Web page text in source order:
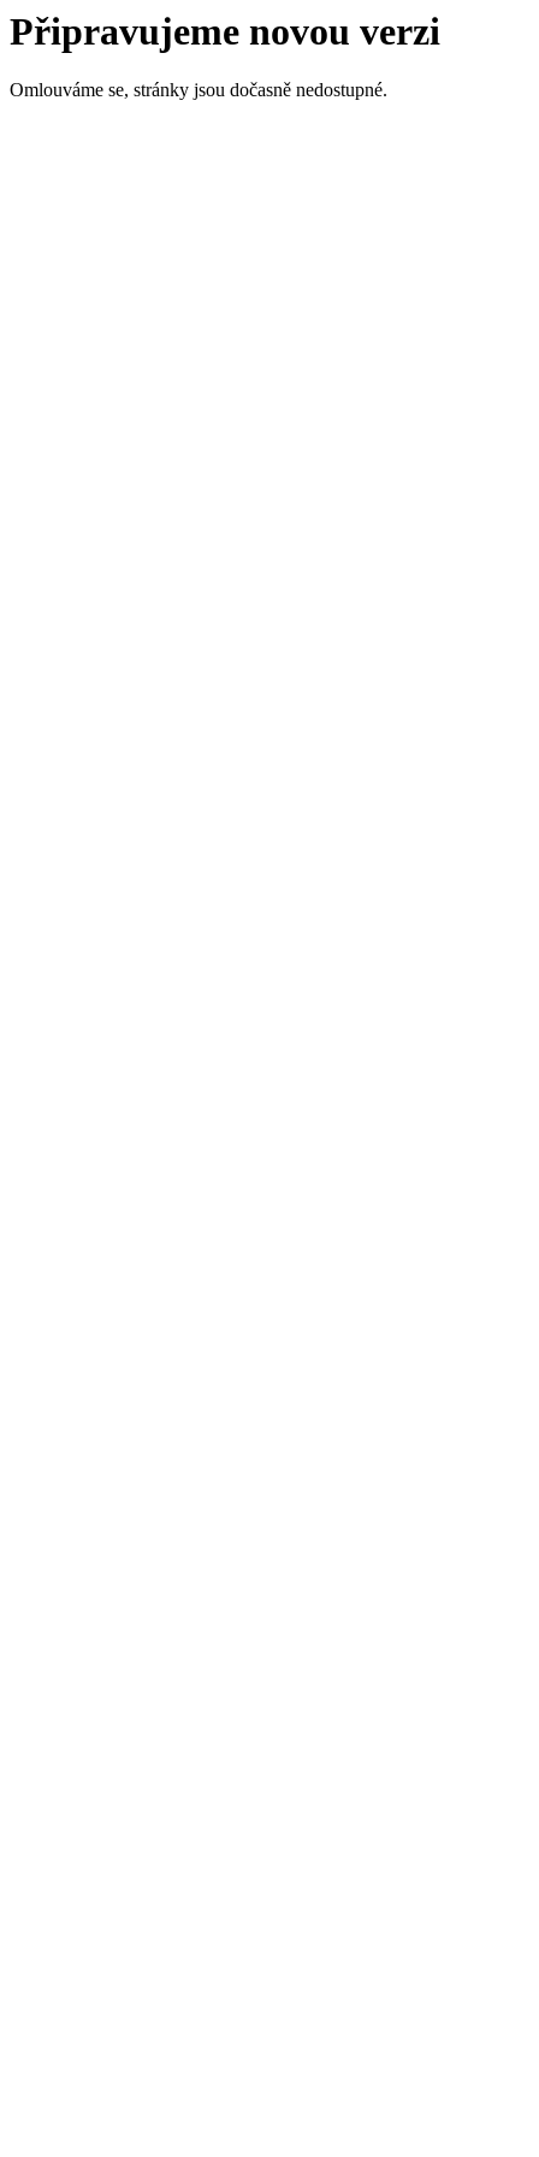
Připravujeme novou verzi
Omlouváme se, stránky jsou dočasně nedostupné.